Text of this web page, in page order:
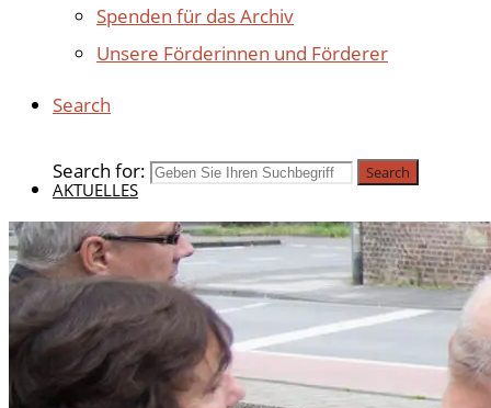
Spenden für das Archiv
Unsere Förderinnen und Förderer
Search
Search for: Search
AKTUELLES
BEITRÄGE 2025
BEITRÄGE 2024
BEITRÄGE 2023
BEITRÄGE 2022
BEITRÄGE 2021